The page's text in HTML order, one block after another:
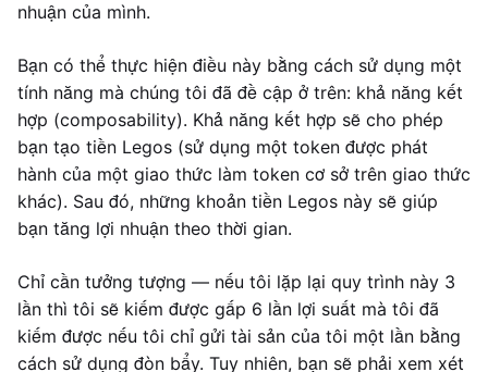
nhuận của mình.
Bạn có thể thực hiện điều này bằng cách sử dụng một
tính năng mà chúng tôi đã đề cập ở trên: khả năng kết
hợp (composability). Khả năng kết hợp sẽ cho phép
bạn tạo tiền Legos (sử dụng một token được phát
hành của một giao thức làm token cơ sở trên giao thức
khác). Sau đó, những khoản tiền Legos này sẽ giúp
bạn tăng lợi nhuận theo thời gian.
Chỉ cần tưởng tượng — nếu tôi lặp lại quy trình này 3
lần thì tôi sẽ kiếm được gấp 6 lần lợi suất mà tôi đã
kiếm được nếu tôi chỉ gửi tài sản của tôi một lần bằng
cách sử dụng đòn bẩy. Tuy nhiên, bạn sẽ phải xem xét